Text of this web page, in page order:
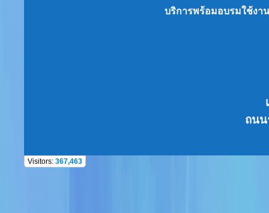
บริการพร้อมอบรมใช้งา
ถนน
Visitors: 367,463